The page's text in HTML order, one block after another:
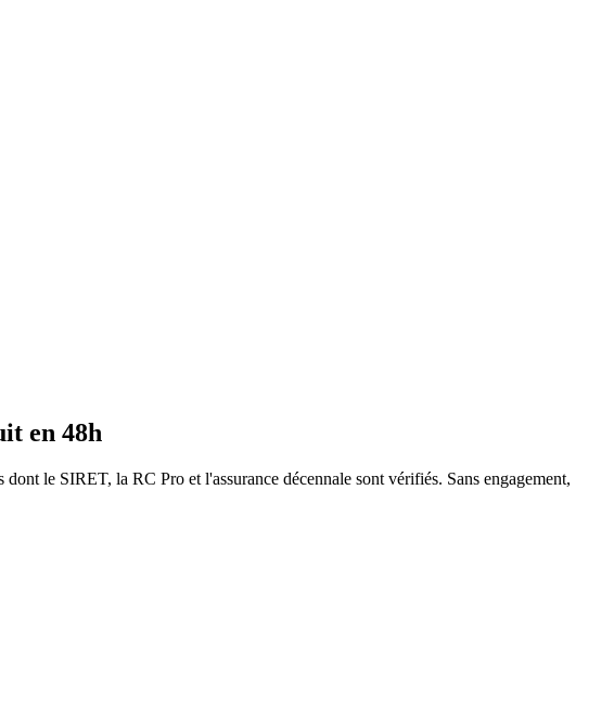
en 48h
le SIRET, la RC Pro et l'assurance décennale sont vérifiés. Sans engagement,